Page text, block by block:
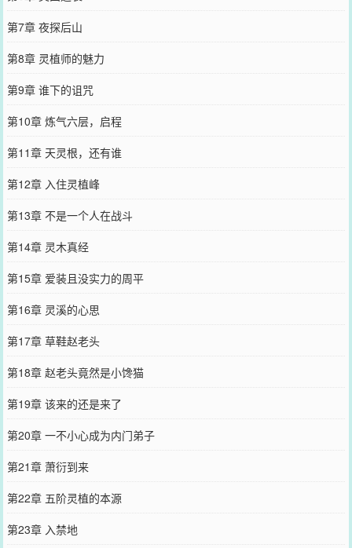
第7章 夜探后山
第8章 灵植师的魅力
第9章 谁下的诅咒
第10章 炼气六层，启程
第11章 天灵根，还有谁
第12章 入住灵植峰
第13章 不是一个人在战斗
第14章 灵木真经
第15章 爱装且没实力的周平
第16章 灵溪的心思
第17章 草鞋赵老头
第18章 赵老头竟然是小馋猫
第19章 该来的还是来了
第20章 一不小心成为内门弟子
第21章 萧衍到来
第22章 五阶灵植的本源
第23章 入禁地